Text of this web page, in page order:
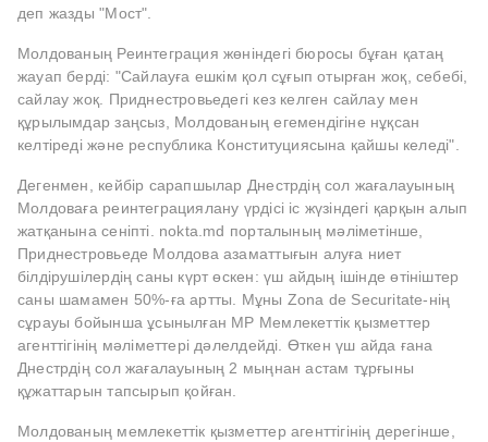
деп жазды "Мост".
Молдованың Реинтеграция жөніндегі бюросы бұған қатаң
жауап берді: "Сайлауға ешкім қол сұғып отырған жоқ, себебі,
сайлау жоқ. Приднестровьедегі кез келген сайлау мен
құрылымдар заңсыз, Молдованың егемендігіне нұқсан
келтіреді және республика Конституциясына қайшы келеді".
Дегенмен, кейбір сарапшылар Днестрдің сол жағалауының
Молдоваға реинтеграциялану үрдісі іс жүзіндегі қарқын алып
жатқанына сеніпті. nokta.md порталының мәліметінше,
Приднестровьеде Молдова азаматтығын алуға ниет
білдірушілердің саны күрт өскен: үш айдың ішінде өтініштер
саны шамамен 50%-ға артты. Мұны Zona de Securitate-нің
сұрауы бойынша ұсынылған МР Мемлекеттік қызметтер
агенттігінің мәліметтері дәлелдейді. Өткен үш айда ғана
Днестрдің сол жағалауының 2 мыңнан астам тұрғыны
құжаттарын тапсырып қойған.
Молдованың мемлекеттік қызметтер агенттігінің дерегінше,